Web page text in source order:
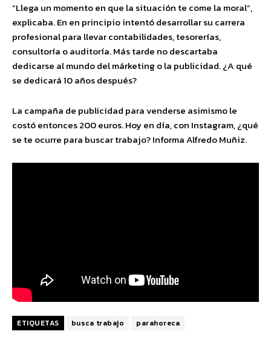
“Llega un momento en que la situación te come la moral”,
explicaba. En en principio intentó desarrollar su carrera
profesional para llevar contabilidades, tesorerías,
consultoría o auditoría. Más tarde no descartaba
dedicarse al mundo del márketing o la publicidad. ¿A qué
se dedicará 10 años después?
La campaña de publicidad para venderse asimismo le
costó entonces 200 euros. Hoy en día, con Instagram, ¿qué
se te ocurre para buscar trabajo? Informa Alfredo Muñiz.
ETIQUETAS busca trabajo parahoreca